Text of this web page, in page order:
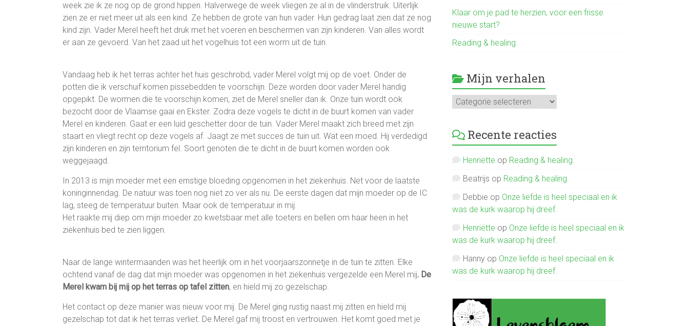
week zie ik ze nog op de grond hippen. Halverwege de week vliegen ze al in de vlinderstruik. Uiterlijk
zien ze er niet meer uit als een kind. Ze hebben de grote van hun vader. Hun gedrag laat zien dat ze nog
kind zijn. Vader Merel heeft het druk met het voeren en beschermen van zijn kinderen. Van alles wordt
er aan ze gevoerd. Van het zaad uit het vogelhuis tot een worm uit de tuin.
Vandaag heb ik het terras achter het huis geschrobd, vader Merel volgt mij op de voet. Onder de
potten die ik verschuif komen pissebedden te voorschijn. Deze worden door vader Merel handig
opgepikt. De wormen die te voorschijn komen, ziet de Merel sneller dan ik. Onze tuin wordt ook
bezocht door de Vlaamse gaai en Ekster. Zodra deze vogels te dicht in de buurt komen van vader
Merel en kinderen. Gaat er een luid geschetter door de tuin. Vader Merel maakt zich breed met zijn
staart en vliegt recht op deze vogels af. Jaagt ze met succes de tuin uit. Wat een moed. Hij verdedigd
zijn kinderen en zijn territorium fel. Soort genoten die te dicht in de buurt komen worden ook
weggejaagd.
In 2013 is mijn moeder met een ernstige bloeding opgenomen in het ziekenhuis. Net voor de laatste
koninginnendag. De natuur was toen nog niet zo ver als nu. De eerste dagen dat mijn moeder op de IC
lag, steeg de temperatuur buiten. Maar ook de temperatuur in mij.
Het raakte mij diep om mijn moeder zo kwetsbaar met alle toeters en bellen om haar heen in het
ziekenhuis bed te zien liggen.
Naar de lange wintermaanden was het heerlijk om in het voorjaarszonnetje in de tuin te zitten. Elke
ochtend vanaf de dag dat mijn moeder was opgenomen in het ziekenhuis vergezelde een Merel mij. De
Merel kwam bij mij op het terras op tafel zitten, en hield mij zo gezelschap.
Het contact op deze manier was nieuw voor mij. De Merel ging rustig naast mij zitten en hield mij
gezelschap tot dat ik het terras verliet. De Merel gaf mij troost en vertrouwen. Het komt goed met je
Klaar om je pad te herzien, voor een frisse
nieuwe start?
Reading & healing.
Mijn verhalen
Mijn
verhalen
Recente reacties
Henriëtte op Reading & healing.
Beatrijs op Reading & healing.
Debbie op Onze liefde is heel speciaal en ik
was de kurk waarop hij dreef.
Henriëtte op Onze liefde is heel speciaal en ik
was de kurk waarop hij dreef.
Hanny op Onze liefde is heel speciaal en ik
was de kurk waarop hij dreef.